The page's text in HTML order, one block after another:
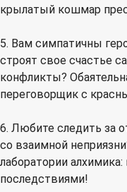
крылатый кошмар
5. Вам симпатичны
строят свое счастье
конфликты?
переговорщик с
6. Любите следить за
со взаимной
лаборатории
последствиями!